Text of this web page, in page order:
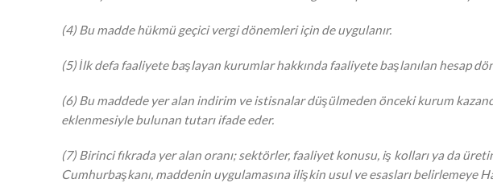
(4) Bu madde hükmü geçici vergi dönemleri için de uygulanır.
(5) İlk defa faaliyete başlayan kurumlar hakkında faaliyete başlanılan hesap
(6) Bu maddede yer alan indirim ve istisnalar düşülmeden önceki kurum
eklenmesiyle bulunan tutarı ifade eder.
(7) Birinci fıkrada yer alan oranı; sektörler, faaliyet konusu, iş kolları ya da
Cumhurbaşkanı, maddenin uygulamasına ilişkin usul ve esasları belirlemeye